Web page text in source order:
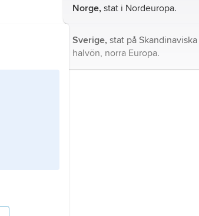
Norge, stat i Nordeuropa.
Sverige, stat på Skandinaviska
halvön, norra Europa.